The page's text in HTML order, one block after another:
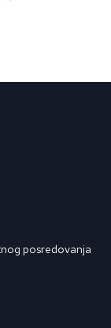
posredovanja